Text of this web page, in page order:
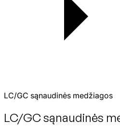
LC/GC sąnaudinės medžiagos
LC/GC sąnaudinės